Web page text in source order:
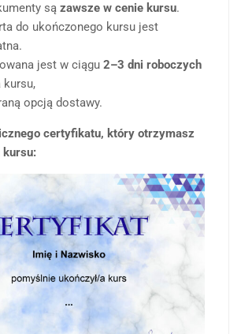
są zawsze w cenie kursu.
do ukończonego kursu jest
jest w ciągu 2–3 dni roboczych
kursu,
opcją dostawy.
certyfikatu, który otrzymasz
kursu: